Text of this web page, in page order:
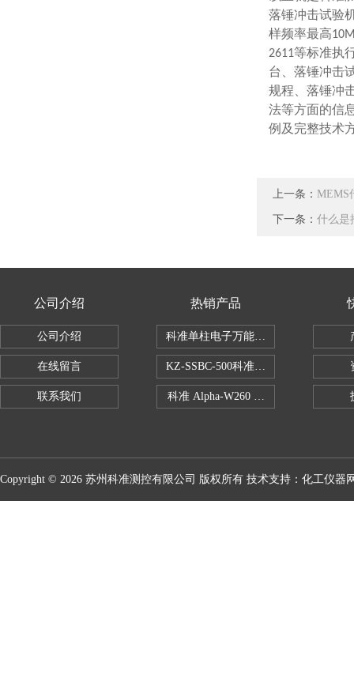
落锤冲击试验
样频率最高
2611等标准执
台、落锤冲击
规程、落锤冲
法等方面的信
例及完整技术
上一条： MEMS
下一条： 什么是
公司介绍
公司介绍
在线留言
联系我们
热销产品
科准单柱电子万能拉力机KZ-SSBC-500
KZ-SSBC-500科准单柱电子万能试验
科准 Alpha-W260 半导体全自动推拉
Copyright © 2026 苏州科准测控有限公司 版权所有 技术支持： 化工仪器